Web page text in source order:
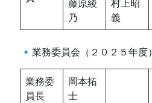
藤原綾
乃
村上昭
義
🔹業務委員会（２０２５年度）
業務委
員長
岡本拓
士